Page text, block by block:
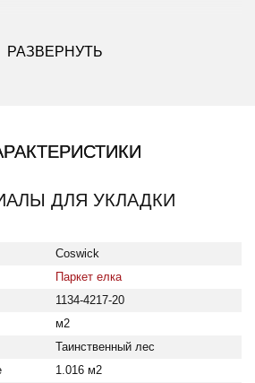
РАЗВЕРНУТЬ
ДЛЯ УКЛАДКИ
елка; Производитель:
Coswick
Паркет елка
1134-4217-20
м2
Таинственный лес
1.016 м2